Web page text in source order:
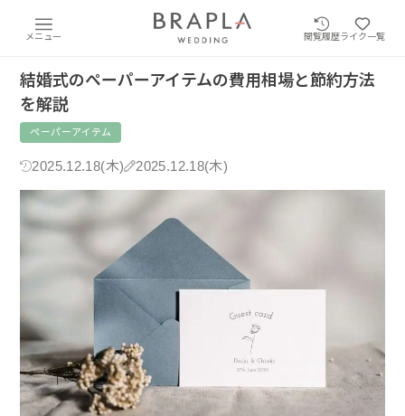
メニュー 閲覧履歴ライク一覧
結婚式のペーパーアイテムの費用相場と節約方法
を解説
ペーパーアイテム
2025.12.18(木) 2025.12.18(木)